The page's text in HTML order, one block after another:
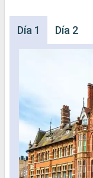
Día 1 Día 2